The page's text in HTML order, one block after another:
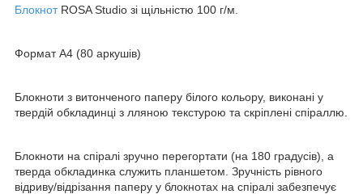
БлокнотROSA Studio зі щільністю 100 г/м.
Формат А4 (80 аркушів)
Блокноти з витонченого паперу білого кольору, виконані у
твердій обкладинці з лляною текстурою та скріплені спіраллю.
Блокноти на спіралі зручно перегортати (на 180 градусів), а
тверда обкладинка служить планшетом. Зручність рівного
відриву/відрізання паперу у блокнотах на спіралі забезпечує